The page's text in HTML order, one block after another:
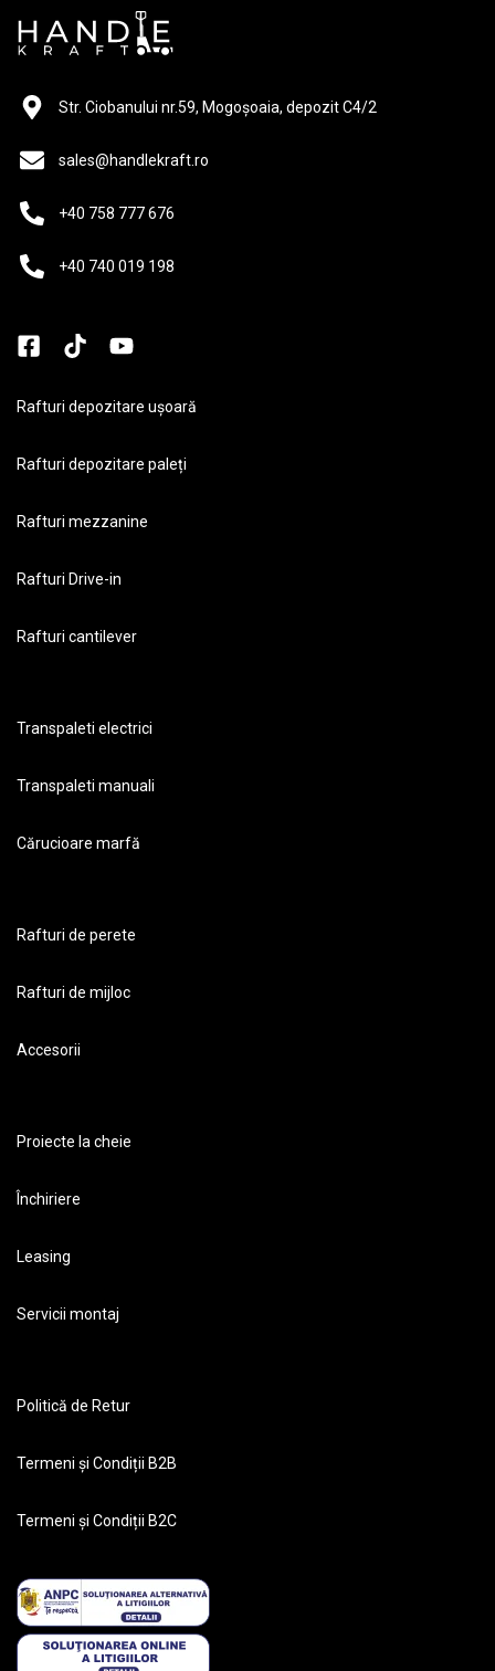
Str. Ciobanului nr.59, Mogoșoaia, depozit C4/2
sales@handlekraft.ro
+40 758 777 676
+40 740 019 198
Rafturi depozitare ușoară
Rafturi depozitare paleți
Rafturi mezzanine
Rafturi Drive-in
Rafturi cantilever
Transpaleti electrici
Transpaleti manuali
Cărucioare marfă
Rafturi de perete
Rafturi de mijloc
Accesorii
Proiecte la cheie
Închiriere
Leasing
Servicii montaj
Politică de Retur
Termeni și Condiții B2B
Termeni și Condiții B2C